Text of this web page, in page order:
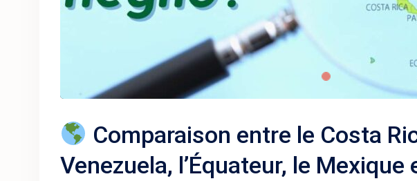
Comparaison entre le Costa
Venezuela, l’Équateur, le Mexique